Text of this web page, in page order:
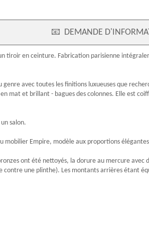
📧 DEMANDE
tiroir en ceinture. Fabrication parisienne
avec toutes les finitions luxueuses que
mat et brillant - bagues des colonnes. Elle est
salon.
mobilier Empire, modèle aux proportions
ont été nettoyés, la dorure au mercure avec
une plinthe). Les montants arrières étant